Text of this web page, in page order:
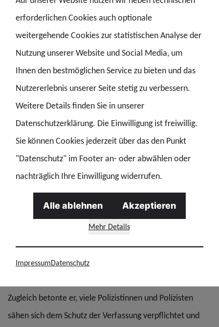
Für den Einsatz sind nach GdP-Angaben mehrere Tausend
Polizeikräfte aus dem gesamten Bundesgebiet
vorgesehen. Es bestehe jedoch stets das Risiko, dass
unterstützende Länder vorab zugesagte Einsatzkräfte
wegen eigener Lagen kurzfristig zurückhielten. Die
Belastungen der Bereitschaftspolizeien hätten in den
vergangenen Jahren stetig zugenommen. Die
Personalstärke stagniere oder werde sogar aufgrund von
krankheitsbedingten Abwesenheiten geringer.
Kopelke will keinen Zweifel daran lassen, dass die Polizei
Zugleich betonte er, viele Polizistinnen und Polizisten
sähen sich dem Schutz der Verfassung verpflichtet und
erforderlichen Cookies auch optionale
weitergehende Cookies zur statistischen Analyse der
Nutzung unserer Website und Social Media, um
Ihnen den bestmöglichen Service zu bieten und das
Nutzererlebnis unserer Seite stetig zu verbessern.
Weitere Details finden Sie in unserer
Datenschutzerklärung. Die Einwilligung ist freiwillig.
Sie können Cookies jederzeit über das den Punkt
"Datenschutz" im Footer an- oder abwählen oder
nachträglich Ihre Einwilligung widerrufen.
Mehr Details
Alle ablehnen Akzeptieren
ImpressumDatenschutz